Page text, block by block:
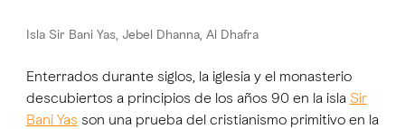
Isla Sir Bani Yas, Jebel Dhanna, Al Dhafra
Enterrados durante siglos, la iglesia y el monasterio
descubiertos a principios de los años 90 en la isla Sir
Bani Yas son una prueba del cristianismo primitivo en la